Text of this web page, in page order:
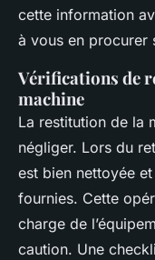
cette information
à vous en procurer
Vérifications de
machine
La restitution de la
négliger. Lors du
est bien nettoyée
fournies. Cette
charge de
caution. Une